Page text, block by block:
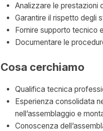
Analizzare le prestazioni
Garantire il rispetto degli
Fornire supporto tecnico
Documentare le
Cosa cerchiamo
Qualifica tecnica
Esperienza consolidata
nell’assemblaggio e
Conoscenza